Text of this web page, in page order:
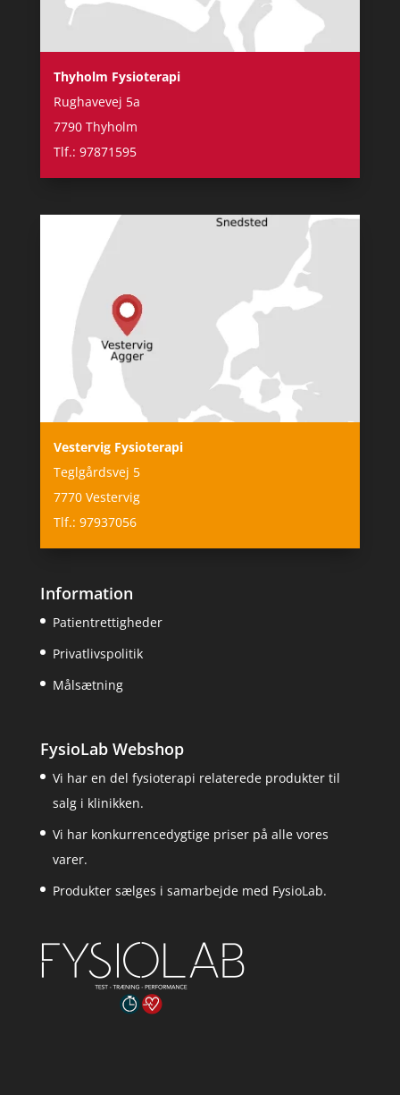
Thyholm Fysioterapi
Rughavevej 5a
7790 Thyholm
Tlf.: 97871595
Vestervig Fysioterapi
Teglgårdsvej 5
7770 Vestervig
Tlf.: 97937056
Information
Patientrettigheder
Privatlivspolitik
Målsætning
FysioLab Webshop
Vi har en del fysioterapi relaterede produkter til
salg i klinikken.
Vi har konkurrencedygtige priser på alle vores
varer.
Produkter sælges i samarbejde med FysioLab.